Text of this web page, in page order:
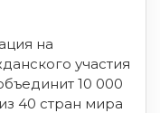
на
участия
10 000
40 стран мира